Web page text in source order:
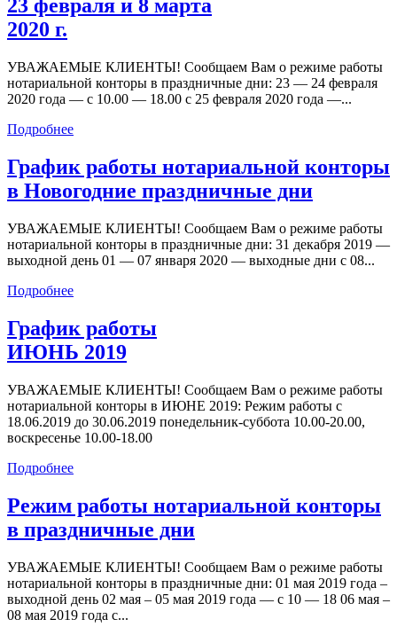
23 февраля и 8 марта
2020 г.
УВАЖАЕМЫЕ КЛИЕНТЫ! Сообщаем Вам о режиме работы
нотариальной конторы в праздничные дни: 23 — 24 февраля
2020 года — с 10.00 — 18.00 с 25 февраля 2020 года —...
Подробнее
График работы нотариальной конторы
в Новогодние праздничные дни
УВАЖАЕМЫЕ КЛИЕНТЫ! Сообщаем Вам о режиме работы
нотариальной конторы в праздничные дни: 31 декабря 2019 —
выходной день 01 — 07 января 2020 — выходные дни с 08...
Подробнее
График работы
ИЮНЬ 2019
УВАЖАЕМЫЕ КЛИЕНТЫ! Сообщаем Вам о режиме работы
нотариальной конторы в ИЮНЕ 2019: Режим работы с
18.06.2019 до 30.06.2019 понедельник-суббота 10.00-20.00,
воскресенье 10.00-18.00
Подробнее
Режим работы нотариальной конторы
в праздничные дни
УВАЖАЕМЫЕ КЛИЕНТЫ! Сообщаем Вам о режиме работы
нотариальной конторы в праздничные дни: 01 мая 2019 года –
выходной день 02 мая – 05 мая 2019 года — с 10 — 18 06 мая –
08 мая 2019 года с...